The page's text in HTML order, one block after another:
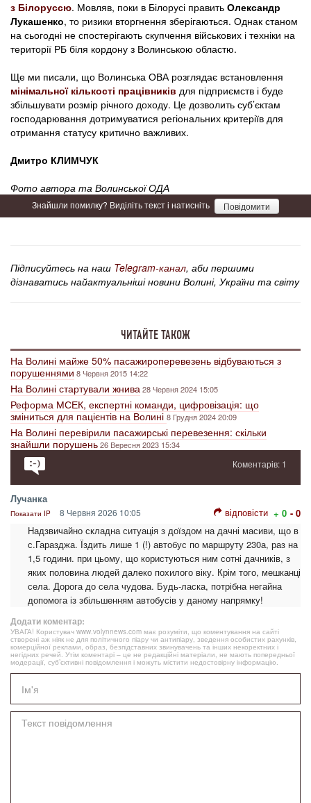
з Білоруссю. Мовляв, поки в Білорусі править Олександр
Лукашенко, то ризики вторгнення зберігаються. Однак станом
на сьогодні не спостерігають скупчення військових і техніки на
території РБ біля кордону з Волинською областю.
Ще ми писали, що Волинська ОВА розглядає встановлення
мінімальної кількості працівників для підприємств і буде
збільшувати розмір річного доходу. Це дозволить суб’єктам
господарювання дотримуватися регіональних критеріїв для
отримання статусу критично важливих.
Дмитро КЛИМЧУК
Фото автора та Волинської ОДА
Знайшли помилку? Виділіть текст і натисніть Повідомити
Підписуйтесь на наш Telegram-канал, аби першими
дізнаватись найактуальніші новини Волині, України та світу
ЧИТАЙТЕ ТАКОЖ
На Волині майже 50% пасажироперевезень відбуваються з
порушеннями8 Червня 2015 14:22
На Волині стартували жнива28 Червня 2024 15:05
Реформа МСЕК, експертні команди, цифровізація: що
зміниться для пацієнтів на Волині8 Грудня 2024 20:09
На Волині перевірили пасажирські перевезення: скільки
знайшли порушень26 Вересня 2023 15:34
Коментарів: 1
Лучанка
Показати IP 8 Червня 2026 10:05 відповісти + 0 - 0
Надзвичайно складна ситуація з доїздом на дачні масиви, що в
с.Гаразджа. Їздить лише 1 (!) автобус по маршруту 230а, раз на
1,5 години. при цьому, що користуються ним сотні дачників, з
яких половина людей далеко похилого віку. Крім того, мешканці
села. Дорога до села чудова. Будь-ласка, потрібна негайна
допомога із збільшенням автобусів у даному напрямку!
Додати коментар:
УВАГА! Користувач www.volynnews.com має розуміти, що коментування на сайті
створені аж ніяк не для політичного піару чи антипіару, зведення особистих рахунків,
комерційної реклами, образ, безпідставних звинувачень та інших некоректних і
негідних речей. Утім коментарі – це не редакційні матеріали, не мають попередньої
модерації, суб’єктивні повідомлення і можуть містити недостовірну інформацію.